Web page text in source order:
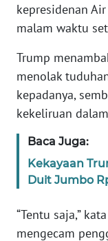
kepresidenan
malam waktu
Trump
menolak
kepadanya,
kekeliruan
Baca Juga:
Kekayaan
Duit Jumbo
“Tentu saja,”
mengecam
WN
SUMUT
WN
JAKARTA
WN
WN
BANTEN
WN
NTT